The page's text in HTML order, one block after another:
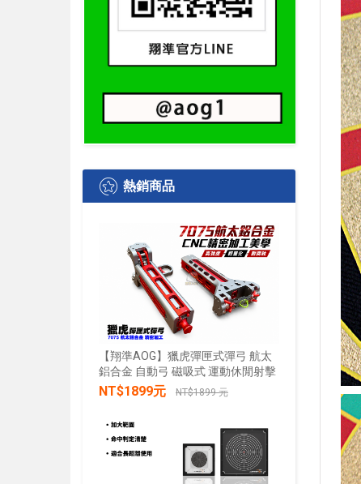
熱銷商品
【翔準AOG】獵虎彈匣式彈弓 航太
鋁合金 自動弓 磁吸式 運動休閒射擊
NT$1899元 NT$1899 元
【翔準
水+發光
發兒童
禮物小朋